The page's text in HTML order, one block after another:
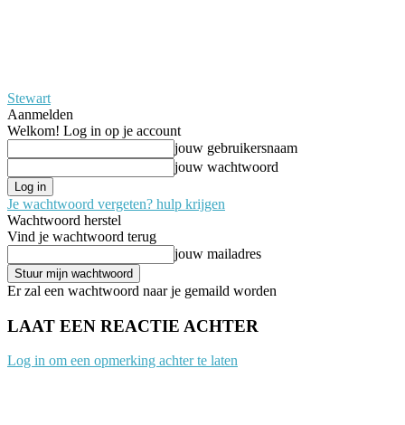
Stewart
Aanmelden
Welkom! Log in op je account
jouw gebruikersnaam
jouw wachtwoord
Je wachtwoord vergeten? hulp krijgen
Wachtwoord herstel
Vind je wachtwoord terug
jouw mailadres
Er zal een wachtwoord naar je gemaild worden
LAAT EEN REACTIE ACHTER
Log in om een opmerking achter te laten